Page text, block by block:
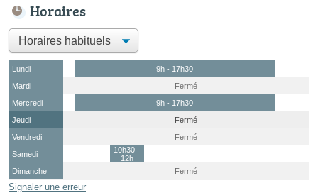
Horaires
Lundi
9h - 17h30
Mardi
Fermé
Mercredi
9h - 17h30
Jeudi
Fermé
Vendredi
Fermé
Samedi
10h30 -
12h
Dimanche
Fermé
Signaler une erreur